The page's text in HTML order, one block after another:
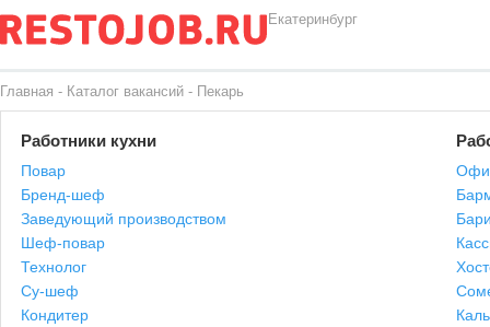
Екатеринбург
Главная - Каталог вакансий - Пекарь
Работники кухни
Повар
Бренд-шеф
Заведующий производством
Шеф-повар
Технолог
Су-шеф
Кондитер